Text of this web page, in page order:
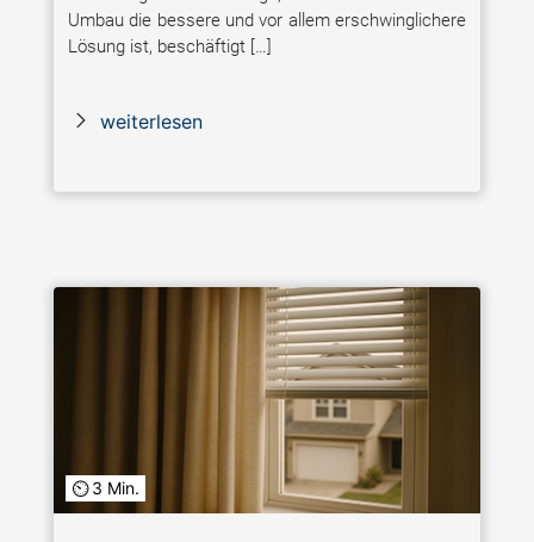
Umbau die bessere und vor allem erschwinglichere
Lösung ist, beschäftigt […]
weiterlesen
3 Min.